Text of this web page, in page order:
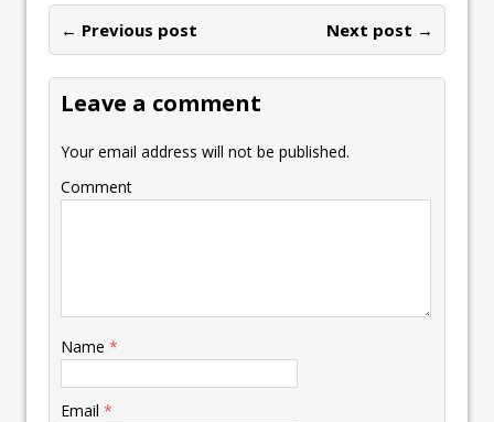
← Previous post Next post →
Leave a comment
Your email address will not be published.
Comment
Name *
Email *